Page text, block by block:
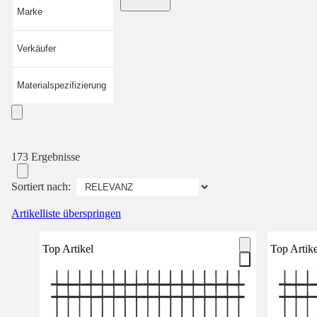
Marke
Verkäufer
Materialspezifizierung
173 Ergebnisse
Sortiert nach:
Artikelliste überspringen
Top Artikel Top